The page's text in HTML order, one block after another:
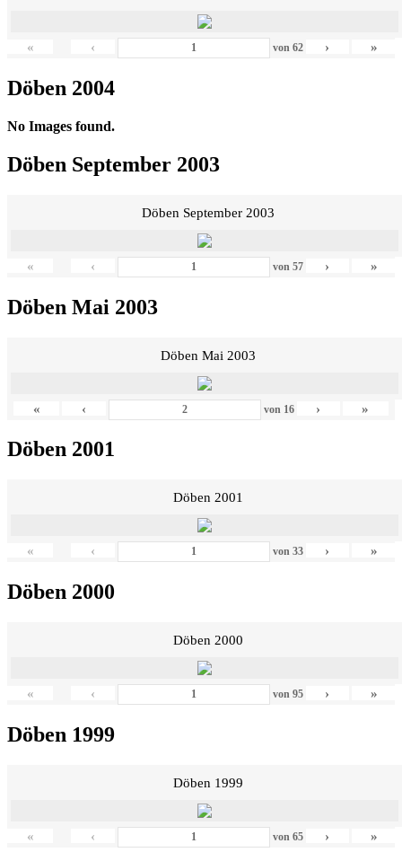
« ‹ von 62 › »
Döben 2004
No Images found.
Döben September 2003
Döben September 2003
« ‹ von 57 › »
Döben Mai 2003
Döben Mai 2003
« ‹ von 16 › »
Döben 2001
Döben 2001
« ‹ von 33 › »
Döben 2000
Döben 2000
« ‹ von 95 › »
Döben 1999
Döben 1999
« ‹ von 65 › »